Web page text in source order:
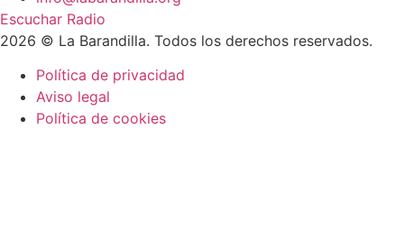
Escuchar Radio
2026 © La Barandilla. Todos los derechos reservados.
Política de privacidad
Aviso legal
Política de cookies